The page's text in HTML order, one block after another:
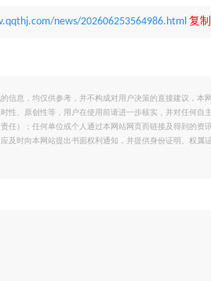
news/202606253564986.html 复
信息，均仅供参考，并不构成对用户决策的直接建议，
性、原创性等，用户在使用前请进一步核实，并对任何
任）；任何单位或个人通过本网站网页而链接及得到的
及时向本网站提出书面权利通知，并提供身份证明、权